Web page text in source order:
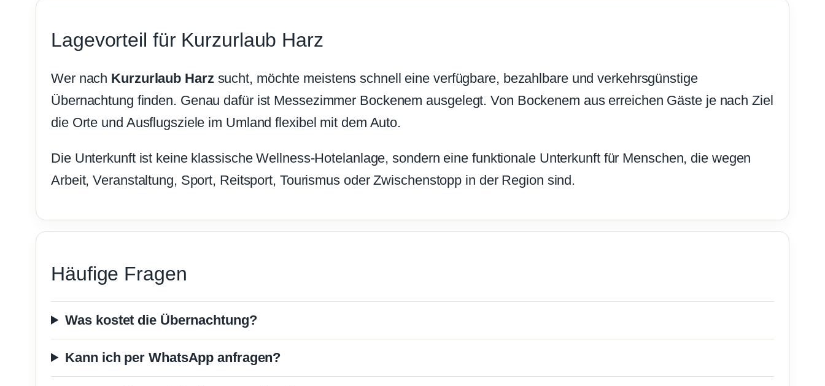
Lagevorteil für Kurzurlaub Harz
Wer nach Kurzurlaub Harzsucht, möchte meistens schnell eine verfügbare, bezahlbare und verkehrsgünstige
Übernachtung finden. Genau dafür ist Messezimmer Bockenem ausgelegt. Von Bockenem aus erreichen Gäste je nach Ziel
die Orte und Ausflugsziele im Umland flexibel mit dem Auto.
Die Unterkunft ist keine klassische Wellness-Hotelanlage, sondern eine funktionale Unterkunft für Menschen, die wegen
Arbeit, Veranstaltung, Sport, Reitsport, Tourismus oder Zwischenstopp in der Region sind.
Häufige Fragen
Was kostet die Übernachtung?
Kann ich per WhatsApp anfragen?